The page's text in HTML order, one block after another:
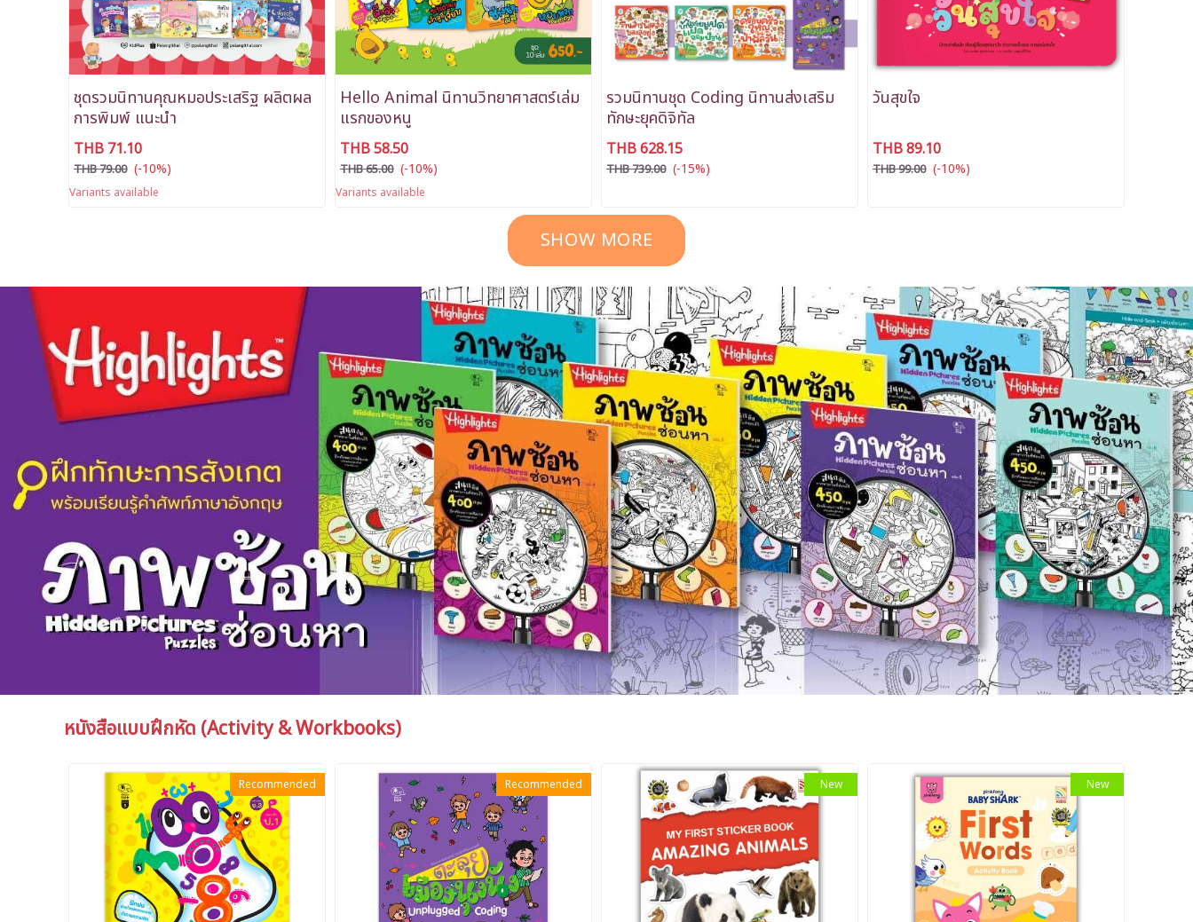
ชุดรวมนิทานคุณหมอประเสริฐ ผลิตผล
การพิมพ์ แนะนำ
THB 71.10
THB 79.00 (-10%)
Variants available
Hello Animal นิทานวิทยาศาสตร์เล่ม
แรกของหนู
THB 58.50
THB 65.00 (-10%)
Variants available
รวมนิทานชุด Coding นิทานส่งเสริม
ทักษะยุคดิจิทัล
THB 628.15
THB 739.00 (-15%)
วันสุขใจ
THB 89.10
THB 99.00 (-10%)
SHOW MORE
หนังสือแบบฝึกหัด (Activity & Workbooks)
Recommended Recommended New New